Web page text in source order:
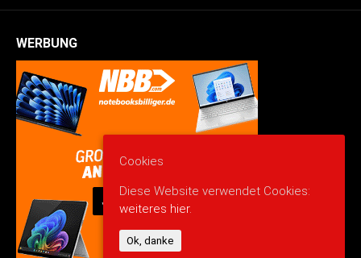
WERBUNG
Cookies
Diese Website verwendet Cookies:
weiteres hier.
Ok, danke